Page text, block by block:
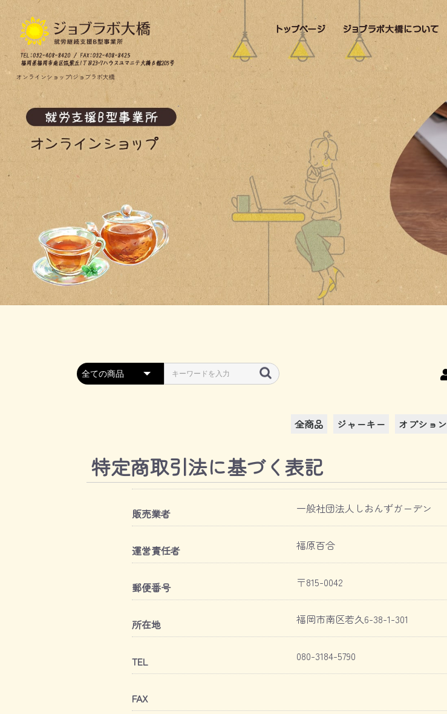
オンラインショップ|ジョブラボ大橋
全商品 ジャーキー オプション
特定商取引法に基づく表記
販売業者 一般社団法人しおんずガーデン
運営責任者 福原百合
郵便番号 〒815-0042
所在地 福岡市南区若久6-38-1-301
TEL 080-3184-5790
FAX